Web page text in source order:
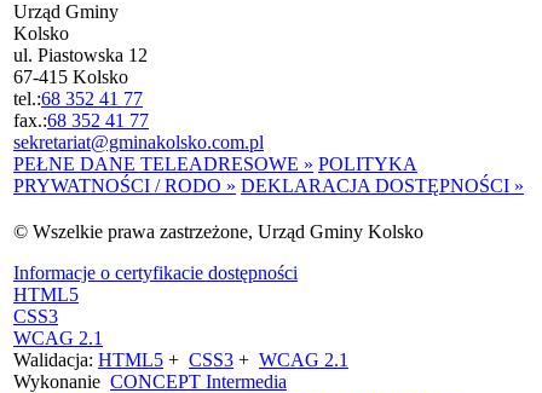
Urząd Gminy
Kolsko
ul. Piastowska 12
67-415 Kolsko
tel.:68 352 41 77
fax.:68 352 41 77
sekretariat@gminakolsko.com.pl
PEŁNE DANE TELEADRESOWE » POLITYKA
PRYWATNOŚCI / RODO » DEKLARACJA DOSTĘPNOŚCI »
© Wszelkie prawa zastrzeżone, Urząd Gminy Kolsko
Informacje o certyfikacie dostępności
HTML5
CSS3
WCAG 2.1
Walidacja: HTML5 + CSS3 + WCAG 2.1
Wykonanie CONCEPT Intermedia